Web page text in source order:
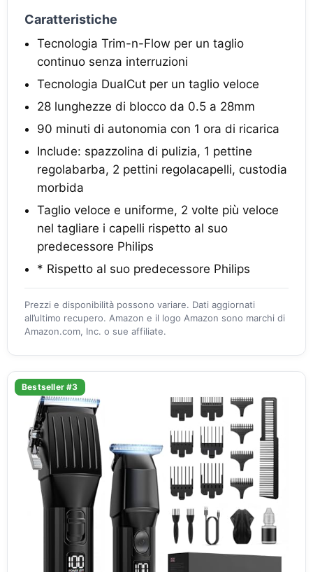
Caratteristiche
Tecnologia Trim-n-Flow per un taglio
continuo senza interruzioni
Tecnologia DualCut per un taglio veloce
28 lunghezze di blocco da 0.5 a 28mm
90 minuti di autonomia con 1 ora di ricarica
Include: spazzolina di pulizia, 1 pettine
regolabarba, 2 pettini regolacapelli, custodia
morbida
Taglio veloce e uniforme, 2 volte più veloce
nel tagliare i capelli rispetto al suo
predecessore Philips
* Rispetto al suo predecessore Philips
Prezzi e disponibilità possono variare. Dati aggiornati
all’ultimo recupero. Amazon e il logo Amazon sono marchi di
Amazon.com, Inc. o sue affiliate.
Bestseller #3